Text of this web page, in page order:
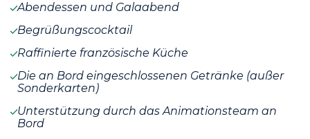
Abendessen und Galaabend
Begrüßungscocktail
Raffinierte französische Küche
Die an Bord eingeschlossenen Getränke (außer
Sonderkarten)
Unterstützung durch das Animationsteam an
Bord